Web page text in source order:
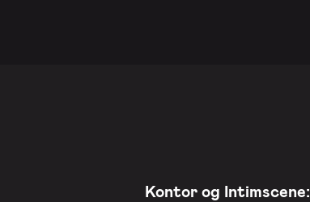
Kontor og Intimscene: